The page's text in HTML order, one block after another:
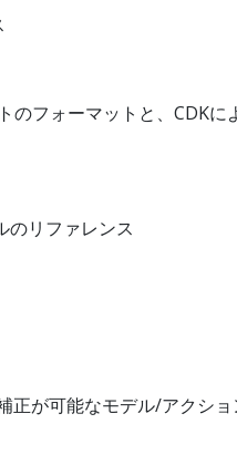
フォーマットと、CDKに
のリファレンス
が可能なモデル/アクショ